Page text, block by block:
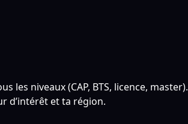
les niveaux (CAP, BTS, licence, master).
d’intérêt et ta région.